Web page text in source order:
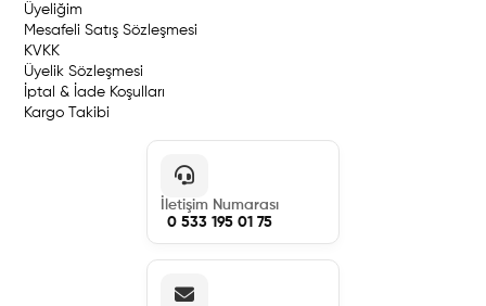
Üyeliğim
Mesafeli Satış Sözleşmesi
KVKK
Üyelik Sözleşmesi
İptal & İade Koşulları
Kargo Takibi
İletişim Numarası
0 533 195 01 75